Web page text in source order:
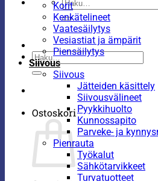
Etsi:
Ostoskori
Korit
Kenkätelineet
Vaatesäilytys
Vesiastiat ja ämpärit
Piensäilytys
Siivous
Siivous
Jätteiden käsittely
Siivousvälineet
Pyykkihuolto
Kunnossapito
Parveke- ja
Pienrauta
Työkalut
Sähkötarvikkeet
Turvatuotteet